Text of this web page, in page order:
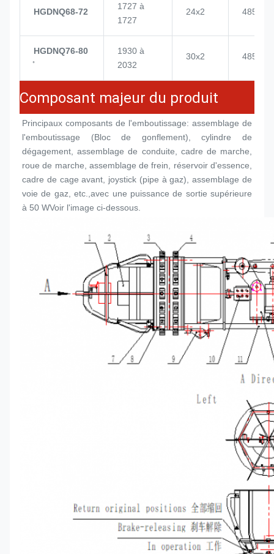
HGDNQ68-72
1727 à
1727
24x2 4855
HGDNQ76-80
1930 à
2032
30x2 4855
Composant majeur du produit
Principaux composants de l'emboutissage: assemblage de
l'emboutissage (Bloc de gonflement), cylindre de
dégagement, assemblage de conduite, cadre de marche,
roue de marche, assemblage de frein, réservoir d'essence,
cadre de cage avant, joystick (pipe à gaz), assemblage de
voie de gaz, etc.,avec une puissance de sortie supérieure
à 50 WVoir l'image ci-dessous.